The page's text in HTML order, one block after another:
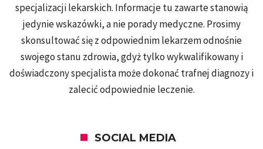
specjalizacji lekarskich. Informacje tu zawarte stanowią
jedynie wskazówki, a nie porady medyczne. Prosimy
skonsultować się z odpowiednim lekarzem odnośnie
swojego stanu zdrowia, gdyż tylko wykwalifikowany i
doświadczony specjalista może dokonać trafnej diagnozy i
zalecić odpowiednie leczenie.
SOCIAL MEDIA